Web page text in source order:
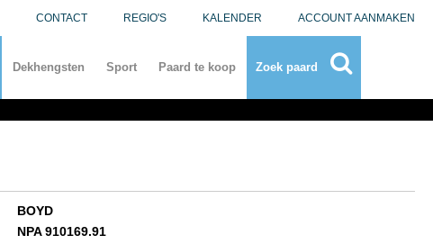
CONTACT REGIO'S KALENDER ACCOUNT AANMAKEN
Dekhengsten Sport Paard te koop Zoek paard
BOYD
NPA 910169.91